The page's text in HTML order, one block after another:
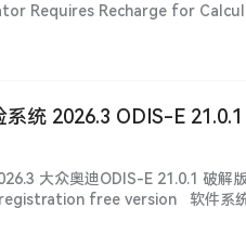
Requires Recharge for
系统 2026.3 ODIS-E
大众奥迪ODIS-E 21.0.1 破解
free version 软件系统